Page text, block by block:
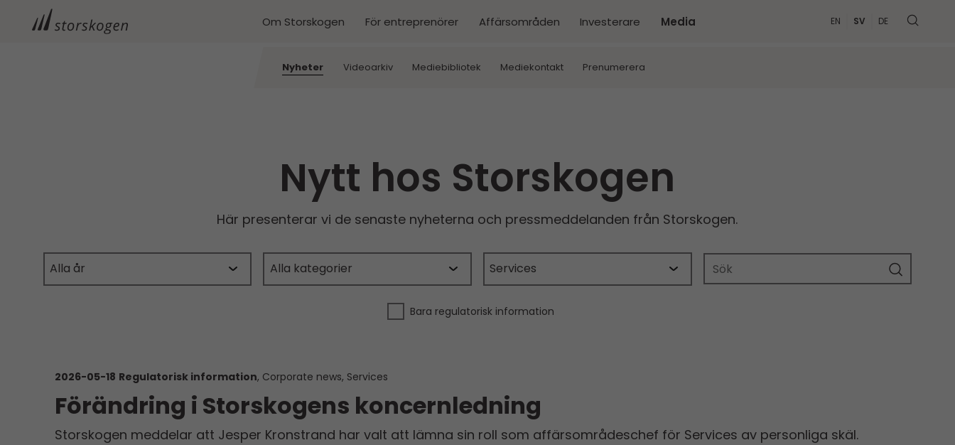
Om Storskogen För entreprenörer Affärsområden Investerare Media
Nyheter Videoarkiv Mediebibliotek Mediekontakt Prenumerera
EN SV DE
Nytt hos Storskogen
Här presenterar vi de senaste nyheterna och pressmeddelanden från Storskogen.
Bara regulatorisk information
2026-05-18 Regulatorisk information, Corporate news, Services
Förändring i Storskogens koncernledning
Storskogen meddelar att Jesper Kronstrand har valt att lämna sin roll som affärsområdes­chef för Services av personliga skäl.